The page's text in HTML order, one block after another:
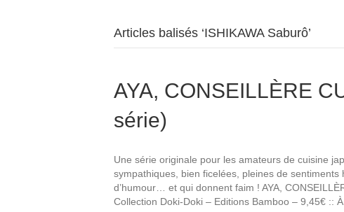
Articles balisés ‘ISHIKAWA Saburô’
AYA, CONSEILLÈRE
série)
Une série originale pour les amateurs de cuisine
sympathiques, bien ficelées, pleines de
d’humour… et qui donnent faim ! AYA,
Collection Doki-Doki – Editions Bamboo – 9,45€ ::